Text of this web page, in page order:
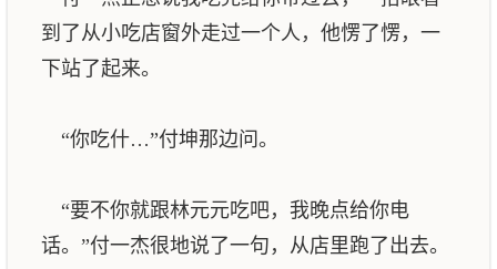
到了从小吃店窗外走过一个人，他愣了愣，一
下站了起来。
“你吃什…”付坤那边问。
“要不你就跟林元元吃吧，我晚点给你电
话。”付一杰很地说了一句，从店里跑了出去。